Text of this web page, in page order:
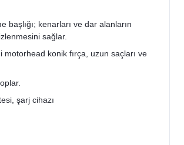
başlığı; kenarları ve dar alanların
sağlar.
motorhead konik fırça, uzun saçları ve
şarj cihazı